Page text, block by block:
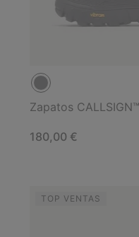
Zapatos
Regular price:
180,00 €
TOP VENTAS